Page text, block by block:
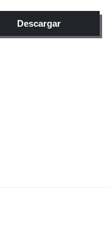
Descargar